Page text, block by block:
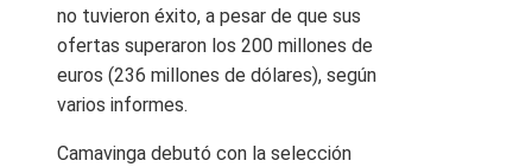
no tuvieron éxito, a pesar de que sus
ofertas superaron los 200 millones de
euros (236 millones de dólares), según
varios informes.
Camavinga debutó con la selección